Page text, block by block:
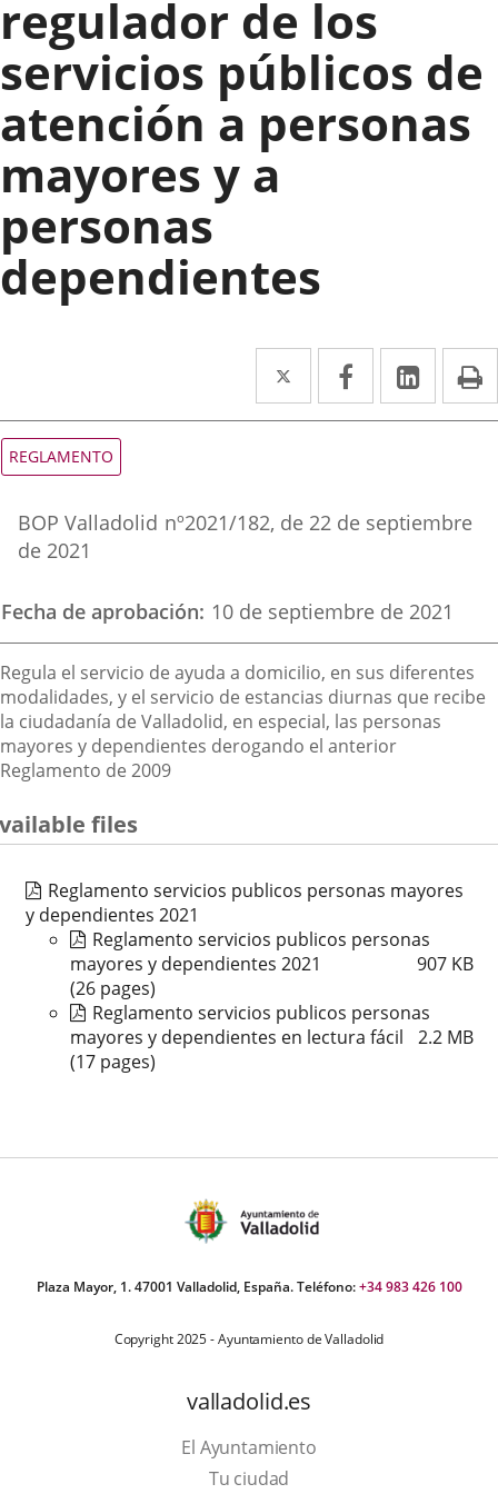
regulador de los
servicios públicos de
atención a personas
mayores y a
personas
dependientes
Twitter
Enlace
a
externa.
Facebook
Enlace
a
externa.
Enlace
a
Tipo
de
REGLAMENTO
boletin
BOP Valladolid nº2021/182, de 22 de septiembre
de 2021
Fecha de aprobación 10 de septiembre de 2021
Descripción
Regula el servicio de ayuda a domicilio, en sus diferentes
modalidades, y el servicio de estancias diurnas que recibe
la ciudadanía de Valladolid, en especial, las personas
mayores y dependientes derogando el anterior
Reglamento de 2009
files
Reglamento servicios publicos personas mayores
y dependientes 2021
Reglamento servicios publicos personas
mayores y dependientes 2021
907 KB
(26 pages)
Reglamento servicios publicos personas
mayores y dependientes en lectura fácil
2.2 MB
(17 pages)
Plaza Mayor, 1. 47001 Valladolid, España. Teléfono:+34 983 426 100
Copyright 2025 - Ayuntamiento de Valladolid
valladolid.es
El Ayuntamiento
Tu ciudad